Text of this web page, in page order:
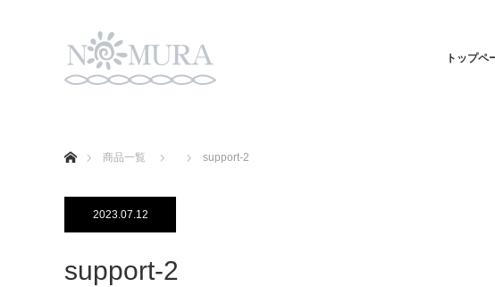
トップペ
商品一覧
support-2
2023.07.12
support-2